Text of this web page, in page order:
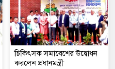
চিকিৎসক সমাবেশের উদ্বোধন
করলেন প্রধানমন্ত্রী